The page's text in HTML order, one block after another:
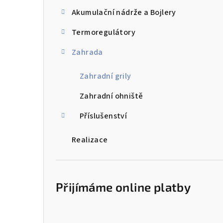
Akumulační nádrže a Bojlery
Termoregulátory
Zahrada
Zahradní grily
Zahradní ohniště
Příslušenství
Realizace
Přijímáme online platby